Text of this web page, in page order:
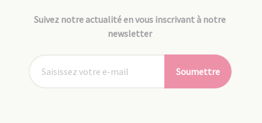
Suivez notre actualité en vous inscrivant à notre
newsletter
Soumettre